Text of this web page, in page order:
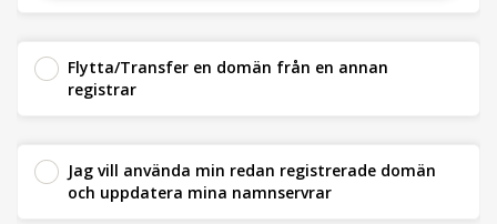
Flytta/Transfer en domän från en annan
registrar
Jag vill använda min redan registrerade domän
och uppdatera mina namnservrar